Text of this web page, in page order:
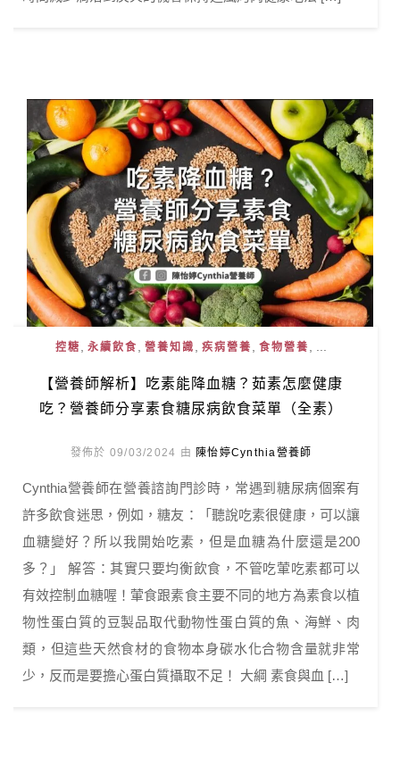
控糖 永續飲食 營養知識 疾病營養 食物營養
【營養師解析】吃素能降血糖？茹素怎麼健康
吃？營養師分享素食糖尿病飲食菜單（全素）
發佈於 09/03/2024 由 陳怡婷Cynthia營養師
Cynthia營養師在營養諮詢門診時，常遇到糖尿病個案有
許多飲食迷思，例如，糖友：「聽說吃素很健康，可以讓
血糖變好？所以我開始吃素，但是血糖為什麼還是200
多？」 解答：其實只要均衡飲食，不管吃葷吃素都可以
有效控制血糖喔！葷食跟素食主要不同的地方為素食以植
物性蛋白質的豆製品取代動物性蛋白質的魚、海鮮、肉
類，但這些天然食材的食物本身碳水化合物含量就非常
少，反而是要擔心蛋白質攝取不足！ 大綱 素食與血 […]